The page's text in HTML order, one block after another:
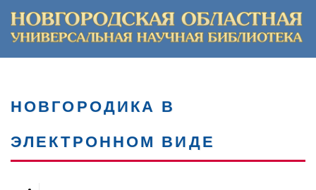
НОВГОРОДИКА В
ЭЛЕКТРОННОМ ВИДЕ